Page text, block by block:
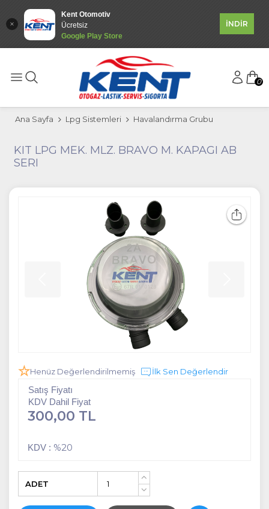
Kent Otomotiv
Ücretsiz
Google Play Store
İNDİR
0
Ana Sayfa Lpg Sistemleri Havalandırma Grubu
KIT LPG MEK. MLZ. BRAVO M. KAPAGI AB
SERI
Henüz Değerlendirilmemiş İlk Sen Değerlendir
Satış Fiyatı
KDV Dahil Fiyat
300,00 TL
KDV : %20
+
ADET